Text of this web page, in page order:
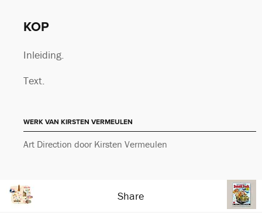
KOP
Inleiding.
Text.
WERK VAN KIRSTEN VERMEULEN
Art Direction door Kirsten Vermeulen
Share